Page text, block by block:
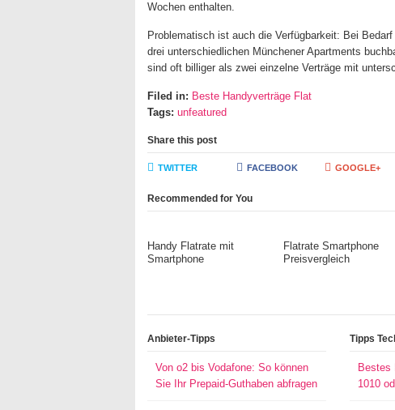
Wochen enthalten.
Problematisch ist auch die Verfügbarkeit: Bei
drei unterschiedlichen Münchener Apartments
sind oft billiger als zwei einzelne Verträge mit
Filed in: Beste Handyverträge Flat
Tags: unfeatured
Share this post
TWITTER FACEBOOK GOOGLE+
Recommended for You
Handy Flatrate mit
Smartphone
Flatrate Smartphone
Preisvergleich
Anbieter-Tipps
Von o2 bis Vodafone: So können
Sie Ihr Prepaid-Guthaben abfragen
Tipps
Bestes
1010